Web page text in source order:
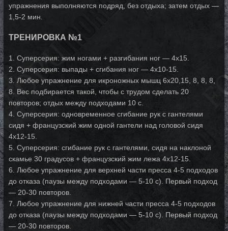
упражнения выполняются подряд, без отдыха; затем отдых —
1,5-2 мин.
ТРЕНИРОВКА №1
1. Суперсерия: жим ногами + разгибания ног — 4x15.
2. Суперсерия: выпады + сгибания ног — 4x10-15.
3. Любое упражнение для икроножных мышц 6x20,15, 8, 8, 8,
8. Вес подбирается такой, чтобы с трудом сделать 20
повторов; отдых между подходами 10 с.
4. Суперсерия: одновременное сгибание рук с гантелями
сидя + французский жим одной гантели над головой сидя
4x12-15.
5. Суперсерия: сгибание рук с гантелями, сидя на наклоной
скамье 30 градусов + французский жим лежа 4x12-15.
6. Любое упражнение для верхней части пресса 4-5 подходов
до отказа (паузы между подходами — 5-10 с). Первый подход
— 20-30 повторов.
7. Любое упражнение для нижней части пресса 4-5 подходов
до отказа (паузы между подходами — 5-10 с). Первый подход
— 20-30 повторов.